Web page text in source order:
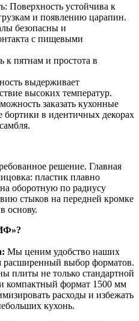
Поверхность устойчива к
и появлению царапин.
безопасны и
с пищевыми
к пятнам и простота в
выдерживает
высоких температур.
заказать кухонные
в идентичных декорах
решение. Главная
пластик плавно
оборотную по радиусу
стыков на передней кромке
основу.
Мы ценим удобство наших
расширенный выбор форматов.
плиты не только стандартной
компактный формат 1500 мм
расходы и избежать
кухонь.